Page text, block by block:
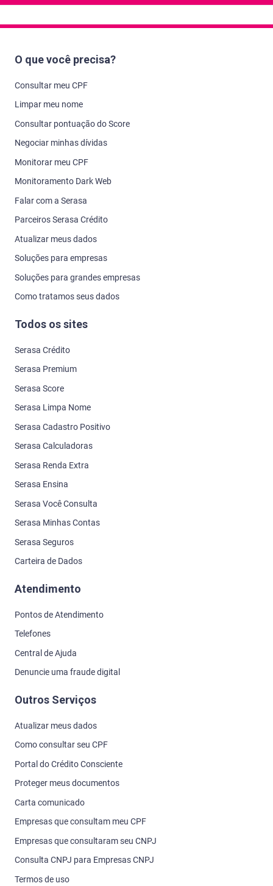
• Valor mínimo do crédito: R$ 5.000
• A conta corrente pode ser de qualquer banco
cadastrado no Banco Central
O que você precisa?
Consultar meu CPF
Limpar meu nome
Consultar pontuação do Score
Negociar minhas dívidas
Monitorar meu CPF
Monitoramento Dark Web
Falar com a Serasa
Parceiros Serasa Crédito
Atualizar meus dados
Soluções para empresas
Soluções para grandes empresas
Como tratamos seus dados
Todos os sites
Serasa Crédito
Serasa Premium
Serasa Score
Serasa Limpa Nome
Serasa Cadastro Positivo
Serasa Calculadoras
Serasa Renda Extra
Serasa Ensina
Serasa Você Consulta
Serasa Minhas Contas
Serasa Seguros
Carteira de Dados
Atendimento
Pontos de Atendimento
Telefones
Central de Ajuda
Denuncie uma fraude digital
Outros Serviços
Atualizar meus dados
Como consultar seu CPF
Portal do Crédito Consciente
Proteger meus documentos
Carta comunicado
Empresas que consultam meu CPF
Empresas que consultaram seu CNPJ
Consulta CNPJ para Empresas CNPJ
Termos de uso